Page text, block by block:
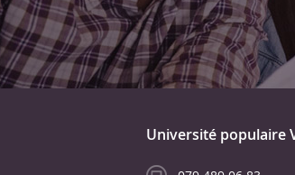
Université populaire